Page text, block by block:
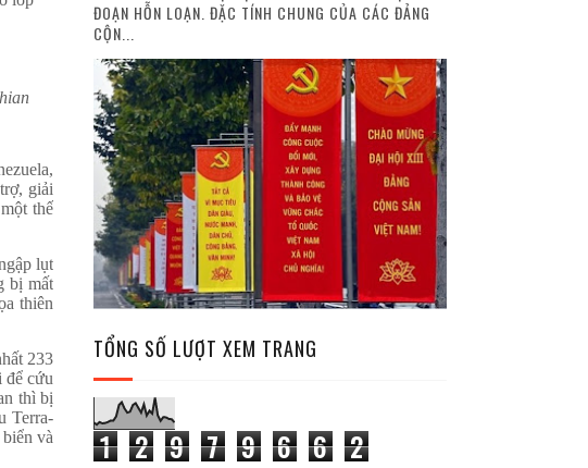
giải
thế
lụt
bị mất
thiên
233
để cứu
thì bị
Terra-
và
ĐOẠN HỖN LOẠN. ĐẶC TÍNH CHUNG CỦA CÁC ĐẢNG
CỘN...
TỔNG SỐ LƯỢT XEM TRANG
1 2 9 7 9 6 6 2